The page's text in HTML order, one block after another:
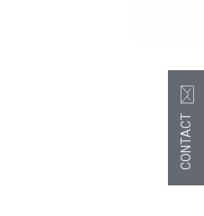
CONTACT